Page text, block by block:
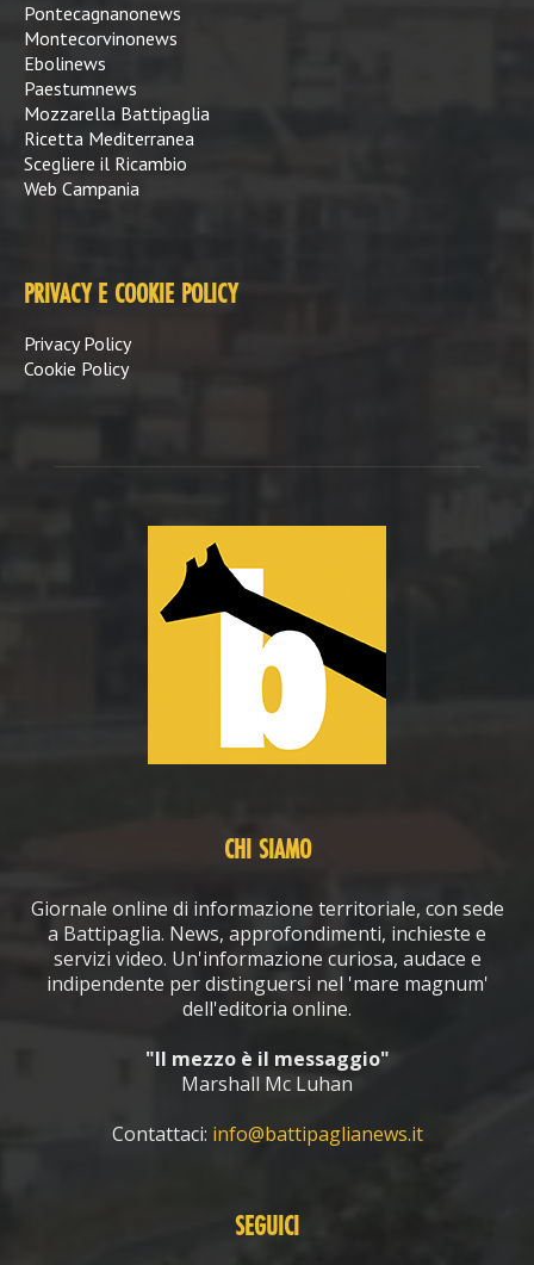
Pontecagnanonews
Montecorvinonews
Ebolinews
Paestumnews
Mozzarella Battipaglia
Ricetta Mediterranea
Scegliere il Ricambio
Web Campania
PRIVACY E COOKIE POLICY
Privacy Policy
Cookie Policy
CHI SIAMO
Giornale online di informazione territoriale, con sede
a Battipaglia. News, approfondimenti, inchieste e
servizi video. Un'informazione curiosa, audace e
indipendente per distinguersi nel 'mare magnum'
dell'editoria online.
"Il mezzo è il messaggio"
Marshall Mc Luhan
Contattaci: info@battipaglianews.it
SEGUICI